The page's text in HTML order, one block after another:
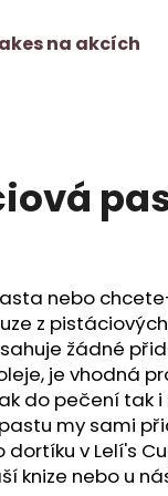
na akcích
nebo
z
žádné
je vhodná
do pečení tak
my sami
v Lelí's
knize nebo u